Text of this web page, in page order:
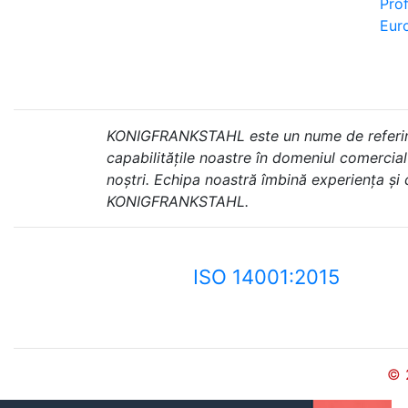
KONIGFRANKSTAHL este un nume de
capabilitățile noastre în domeniul
noștri. Echipa noastră îmbină experiența
KONIGFRANKSTAHL.
ISO 14001:2015
©